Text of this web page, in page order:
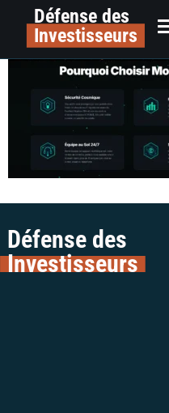
principalDéfense des
Investisseurs
image
Défense des
Investisseurs